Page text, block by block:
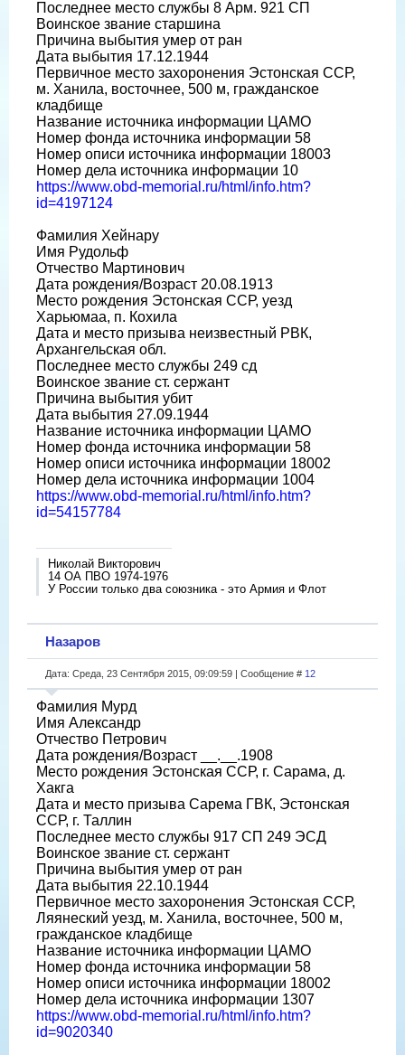
Последнее место службы 8 Арм. 921 СП
Воинское звание старшина
Причина выбытия умер от ран
Дата выбытия 17.12.1944
Первичное место захоронения Эстонская ССР,
м. Ханила, восточнее, 500 м, гражданское
кладбище
Название источника информации ЦАМО
Номер фонда источника информации 58
Номер описи источника информации 18003
Номер дела источника информации 10
https://www.obd-memorial.ru/html/info.htm?
id=4197124
Фамилия Хейнару
Имя Рудольф
Отчество Мартинович
Дата рождения/Возраст 20.08.1913
Место рождения Эстонская ССР, уезд
Харьюмаа, п. Кохила
Дата и место призыва неизвестный РВК,
Архангельская обл.
Последнее место службы 249 сд
Воинское звание ст. сержант
Причина выбытия убит
Дата выбытия 27.09.1944
Название источника информации ЦАМО
Номер фонда источника информации 58
Номер описи источника информации 18002
Номер дела источника информации 1004
https://www.obd-memorial.ru/html/info.htm?
id=54157784
Николай Викторович
14 ОА ПВО 1974-1976
У России только два союзника - это Армия и Флот
Назаров
Дата: Среда, 23 Сентября 2015, 09:09:59 | Сообщение # 12
Фамилия Мурд
Имя Александр
Отчество Петрович
Дата рождения/Возраст __.__.1908
Место рождения Эстонская ССР, г. Сарама, д.
Хакга
Дата и место призыва Сарема ГВК, Эстонская
ССР, г. Таллин
Последнее место службы 917 СП 249 ЭСД
Воинское звание ст. сержант
Причина выбытия умер от ран
Дата выбытия 22.10.1944
Первичное место захоронения Эстонская ССР,
Ляянеский уезд, м. Ханила, восточнее, 500 м,
гражданское кладбище
Название источника информации ЦАМО
Номер фонда источника информации 58
Номер описи источника информации 18002
Номер дела источника информации 1307
https://www.obd-memorial.ru/html/info.htm?
id=9020340